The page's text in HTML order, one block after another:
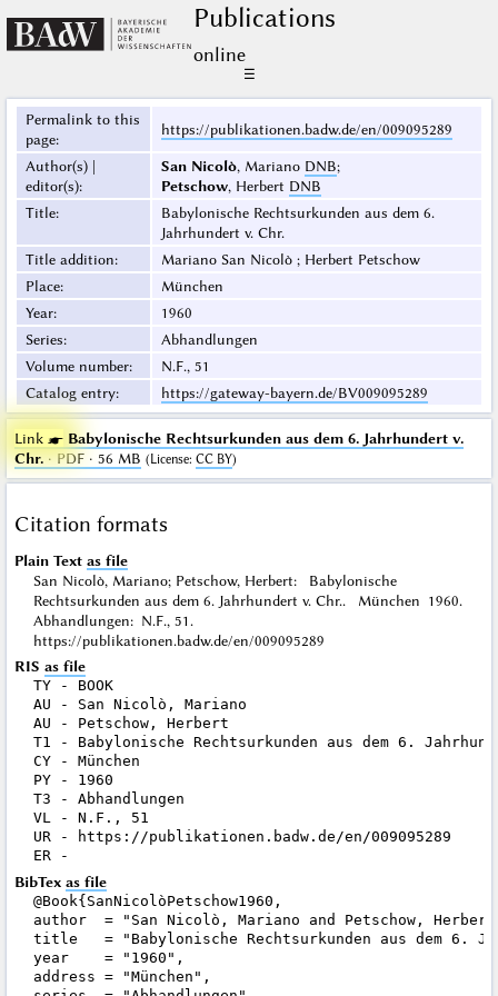
Publications
online
☰
Permalink to this
page:
https://publikationen.badw.de/en/009095289
Author(s) |
editor(s):
San Nicolò, Mariano DNB;
Petschow, Herbert DNB
Title:
Babylonische Rechtsurkunden aus dem 6.
Jahrhundert v. Chr.
Title addition:
Mariano San Nicolò ; Herbert Petschow
Place:
München
Year:
1960
Series:
Abhandlungen
Volume number:
N.F., 51
Catalog entry: https://gateway-bayern.de/BV009095289
Link ☛ Babylonische Rechtsurkunden aus dem 6. Jahrhundert v.
Chr.· PDF · 56 MB (License: CC BY)
Citation formats
Plain Text as file
San Nicolò, Mariano; Petschow, Herbert: Babylonische
Rechtsurkunden aus dem 6. Jahrhundert v. Chr.. München 1960.
Abhandlungen: N.F., 51.
https://publikationen.badw.de/en/009095289
RIS as file
TY - BOOK
AU - San Nicolò, Mariano
AU - Petschow, Herbert
T1 - Babylonische Rechtsurkunden aus dem 6.
CY - München
PY - 1960
T3 - Abhandlungen
VL - N.F., 51
UR - https://publikationen.badw.de/en/009095289
BibTex as file
@Book{SanNicolòPetschow1960,
author  = "San Nicolò, Mariano and Petschow,
title   = "Babylonische Rechtsurkunden aus dem 6.
year    = "1960",
address = "München",